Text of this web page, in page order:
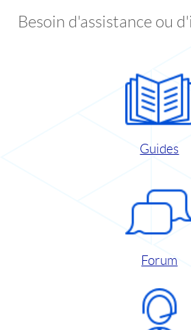
Besoin d'assistance ou
Guides
Forum